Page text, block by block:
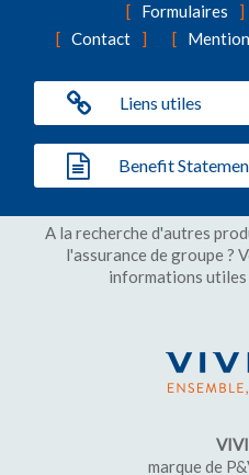
Formulaires
Contact
Liens utiles
Benefit
A la recherche d'autres
l'assurance de groupe ?
informations utiles
marque de